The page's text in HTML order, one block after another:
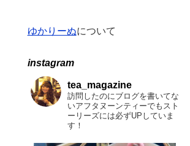
ゆかりーぬについて
instagram
tea_magazine
訪問したのにブログを書いてな
いアフタヌーンティーでもスト
ーリーズには必ずUPしていま
す！